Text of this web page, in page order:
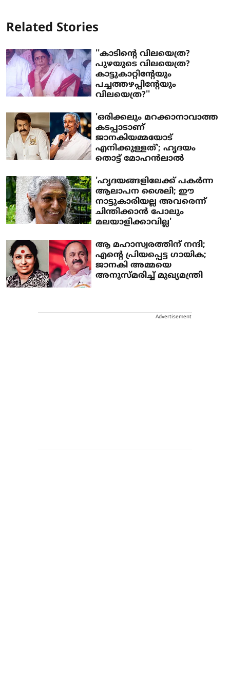
Related Stories
''കാടിന്റെ വിലയെത്ര?
പുഴയുടെ വിലയെത്ര?
കാട്ടുകാറ്റിന്റേയും
പച്ചത്തഴപ്പിന്റേയും
വിലയെത്ര?''
'ഒരിക്കലും മറക്കാനാവാത്ത
കടപ്പാടാണ്
ജാനകിയമ്മയോട്
എനിക്കുള്ളത്'; ഹൃദയം
തൊട്ട് മോഹന്‍ലാല്‍
'ഹൃദയങ്ങളിലേക്ക് പകര്‍ന്ന
ആലാപന ശൈലി; ഈ
നാട്ടുകാരിയല്ല അവരെന്ന്
ചിന്തിക്കാന്‍ പോലും
മലയാളിക്കാവില്ല'
ആ മഹാസ്വരത്തിന് നന്ദി;
എന്റെ പ്രിയപ്പെട്ട ഗായിക;
ജാനകി അമ്മയെ
അനുസ്മരിച്ച് മുഖ്യമന്ത്രി
Advertisement